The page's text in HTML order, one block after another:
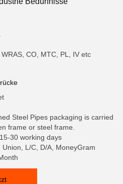
CO, MTC, PL, IV etc
Steel Pipes packaging is carried
frame or steel frame.
30 working days
L/C, D/A, MoneyGram